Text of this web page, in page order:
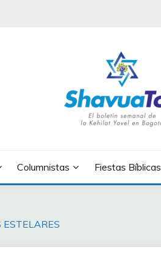
Columnistas Fiestas Bíblicas
ESTELARES